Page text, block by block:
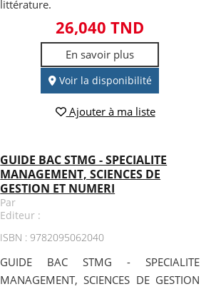
littérature.
26,040 TND
En savoir plus
Voir la disponibilité
Ajouter à ma liste
GUIDE BAC STMG - SPECIALITE
MANAGEMENT, SCIENCES DE
GESTION ET NUMERI
Par
Editeur :
ISBN : 9782095062040
GUIDE BAC STMG - SPECIALITE
MANAGEMENT, SCIENCES DE GESTION